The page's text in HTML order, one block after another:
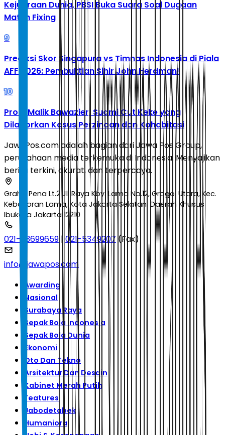
Kejuaraan Dunia, PBSI Buka Suara Soal Dugaan
Match Fixing
9
Prediksi Skor Singapura vs Timnas Indonesia di Piala
AFF 2026: Pembuktian Sihir John Herdman!
10
Profil Malik Bawazier, Suami Cut Keke yang
Dilaporkan Kasus Perzinaan dan Kohabitasi
JawaPos.com adalah bagian dari Jawa Pos Group,
perusahaan media terkemuka di Indonesia. Menyajikan
berita terkini, akurat, dan terpercaya.
Graha Pena Lt.2 Jl. Raya Kby. Lama No.12, Grogol Utara, Kec.
Kebayoran Lama, Kota Jakarta Selatan, Daerah Khusus
Ibukota Jakarta 12210
021-53699659 | 021-5349207 (Fax)
info@jawapos.com
Awarding
Nasional
Surabaya Raya
Sepak Bola Indonesia
Sepak Bola Dunia
Ekonomi
Oto Dan Tekno
Arsitektur Dan Desain
Kabinet Merah Putih
Features
Jabodetabek
Humaniora